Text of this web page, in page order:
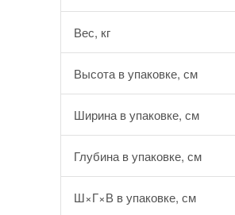
Вес, кг
Высота в упаковке, см
Ширина в упаковке, см
Глубина в упаковке, см
Ш×Г×В в упаковке, см